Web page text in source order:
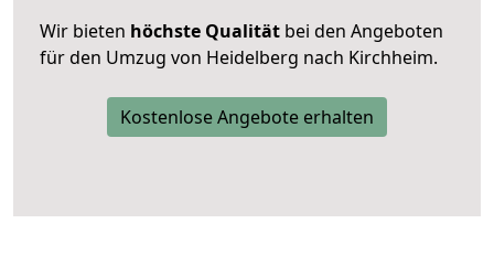
Wir bieten höchste Qualität bei den Angeboten
für den Umzug von Heidelberg nach Kirchheim.
Kostenlose Angebote erhalten